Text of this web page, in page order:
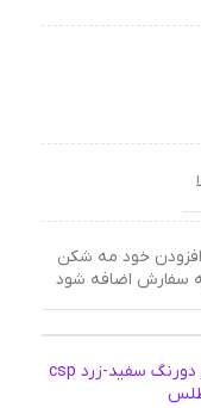
علاوه بر افزودن خود مه شکن
سفارش اضافه شود
چراغ مه شکن چهار لنز دورنگ سفید-زرد csp